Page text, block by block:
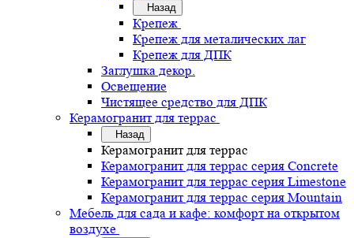
Назад
Крепеж
Крепеж для металических лаг
Крепеж для ДПК
Заглушка декор.
Освещение
Чистящее средство для ДПК
Керамогранит для террас
Назад
Керамогранит для террас
Керамогранит для террас серия Concrete
Керамогранит для террас серия Limestone
Керамогранит для террас серия Mountain
Мебель для сада и кафе: комфорт на открытом
воздухе